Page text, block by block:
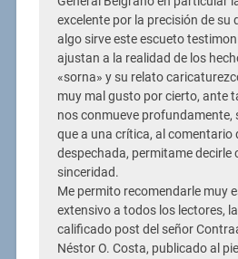
excelente por la precisión de su
algo sirve este escueto
ajustan a la realidad de los
«sorna» y su relato
muy mal gusto por cierto, ante
nos conmueve profundamente,
que a una crítica, al comentario
despechada, permitame decirle
sinceridad.
Me permito recomendarle muy
extensivo a todos los lectores,
calificado post del señor
Néstor O. Costa, publicado al